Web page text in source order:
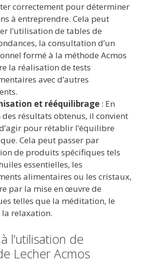
correctement pour déterminer
à entreprendre. Cela peut
l’utilisation de tables de
la consultation d’un
formé à la méthode Acmos
la réalisation de tests
avec d’autres
et rééquilibrage : En
résultats obtenus, il convient
pour rétablir l’équilibre
Cela peut passer par
de produits spécifiques tels
essentielles, les
alimentaires ou les cristaux,
par la mise en œuvre de
telles que la méditation, le
relaxation.
l’utilisation de
Lecher Acmos